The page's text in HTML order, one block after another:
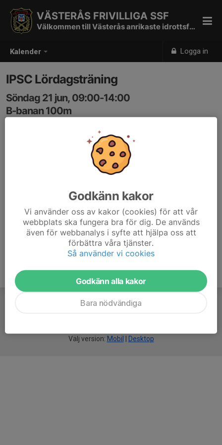
Kalender Logga in
VÄSTERÅS FRIVILLIGA SSF
Välkommen till Västerås anrikaste idrottsförening
IPSC Lördagsträning
Söndag 21 jun, 09:00-14:00
B-banan 100m
Välj version: Mobil Desktop
Godkänn kakor
Vi använder oss av kakor (cookies) för att vår
webbplats ska fungera bra för dig. De används
även för webbanalys i syfte att hjälpa oss att
förbättra våra tjänster.
Så använder vi cookies
Godkänn alla kakor
Bara nödvändiga